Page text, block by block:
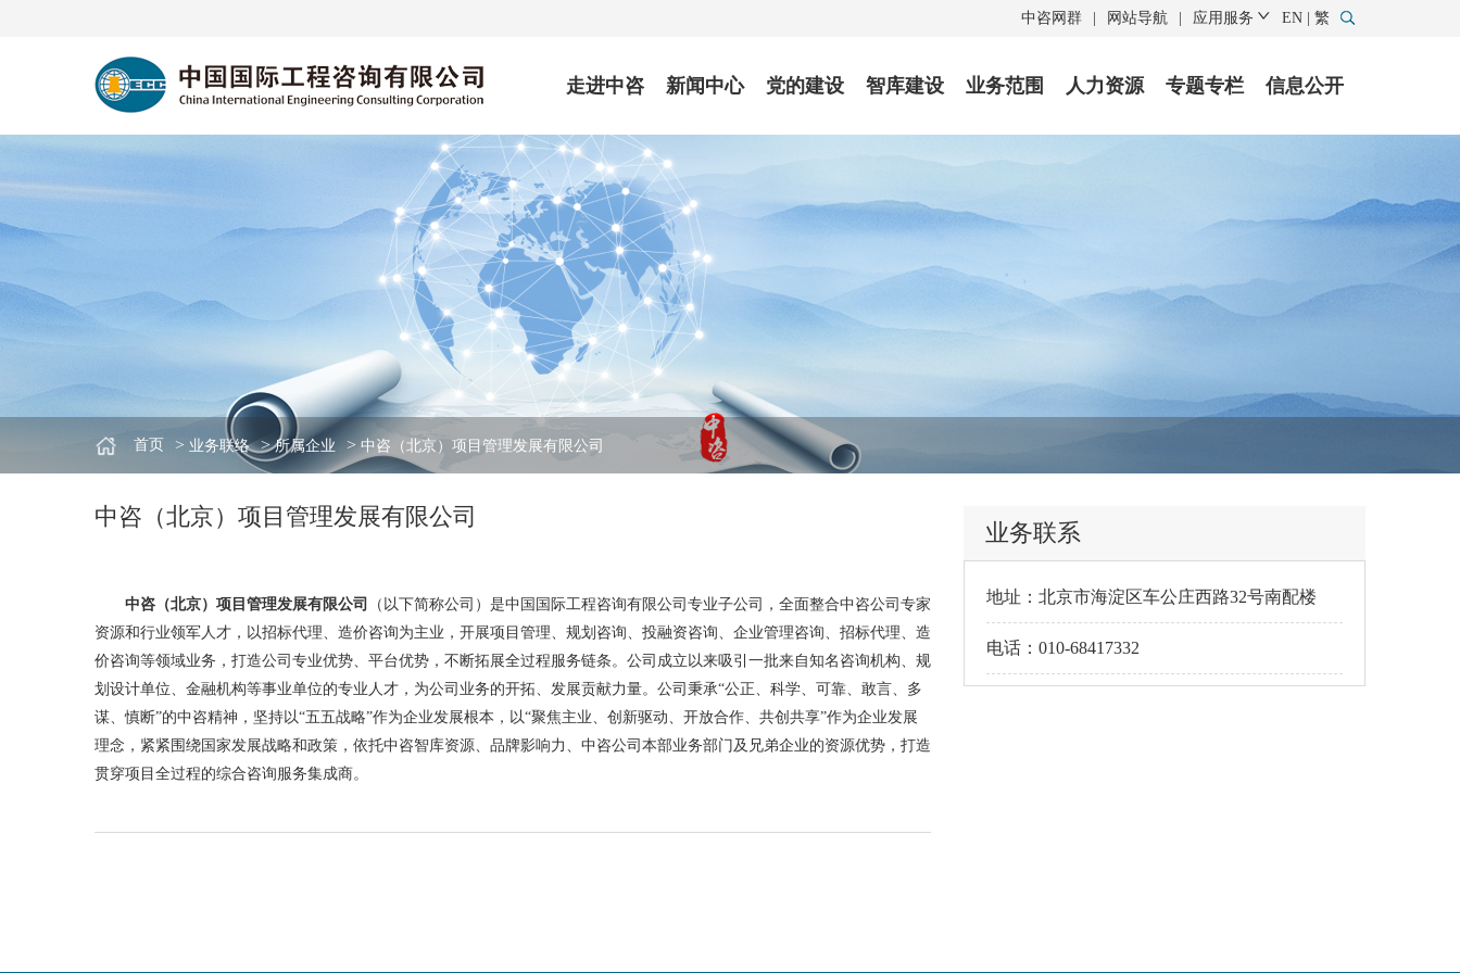
中咨网群 网站导航 应用服务 EN 繁
走进中咨 新闻中心 党的建设 智库建设 业务范围 人力资源 专题专栏 信息公开
首页 > 业务联络 >所属企业 >中咨（北京）项目管理发展有限公司
中咨（北京）项目管理发展有限公司
中咨（北京）项目管理发展有限公司
（以下简称公司）是中国国际工程咨询有限公司专业子公司，全面整合中咨公司专家
资源和行业领军人才，以招标代理、造价咨询为主业，开展项目管理、规划咨询、投融资咨询、企业管理咨询、招标代理、造
价咨询等领域业务，打造公司专业优势、平台优势，不断拓展全过程服务链条。公司成立以来吸引一批来自知名咨询机构、规
划设计单位、金融机构等事业单位的专业人才，为公司业务的开拓、发展贡献力量。公司秉承“公正、科学、可靠、敢言、多
谋、慎断”的中咨精神，坚持以“五五战略”作为企业发展根本，以“聚焦主业、创新驱动、开放合作、共创共享”作为企业发展
理念，紧紧围绕国家发展战略和政策，依托中咨智库资源、品牌影响力、中咨公司本部业务部门及兄弟企业的资源优势，打造
贯穿项目全过程的综合咨询服务集成商。
业务联系
地址：北京市海淀区车公庄西路32号南配楼
电话：010-68417332